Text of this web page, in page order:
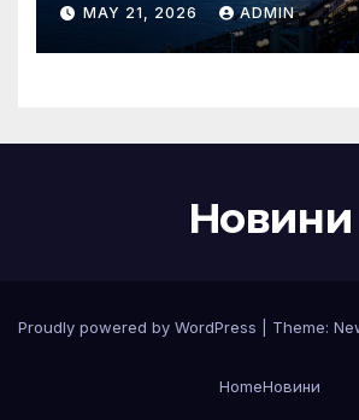
културния и
туристическия
MAY 21, 2026 ADMIN
Новини
Proudly powered by WordPress Theme:
HomeНовини